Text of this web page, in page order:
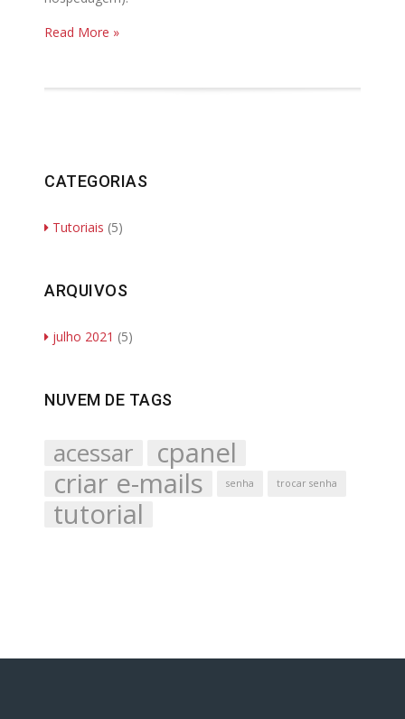
Read More »
CATEGORIAS
Tutoriais (5)
ARQUIVOS
julho 2021 (5)
NUVEM DE TAGS
acessar
cpanel
criar e-mails
senha trocar senha
tutorial